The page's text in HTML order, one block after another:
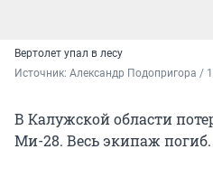
Вертолет упал в лесу
Источник: Александр Подопригора /
В Калужской области
Ми-28. Весь экипаж погиб.